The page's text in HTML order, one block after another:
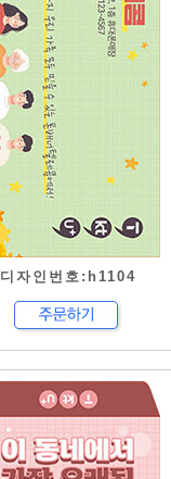
디자인번호:h1104